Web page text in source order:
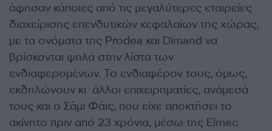
άφησαν κάποιες από τις μεγαλύτερες εταιρείες
διαχείρισης επενδυτικών κεφαλαίων της χώρας,
με τα ονόματα της Prodea και Dimand να
βρίσκονται ψηλά στην λίστα των
ενδιαφερομένων. Το ενδιαφέρον τους, όμως,
εκδηλώνουν κι άλλοι επιχειρηματίες, ανάμεσά
τους και ο Σάμι Φάις, που είχε αποκτήσει το
ακίνητο πριν από 23 χρόνια, μέσω της Elmec